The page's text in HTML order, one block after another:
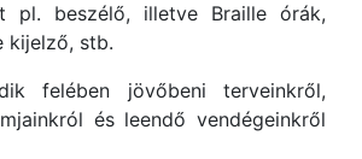
pl. beszélő, illetve Braille órák,
kijelző, stb.
felében jövőbeni terveinkről,
és leendő vendégeinkről